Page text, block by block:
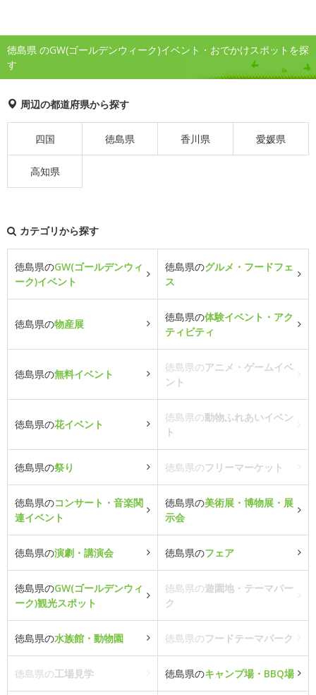
徳島県 のGW(ゴールデンウィーク)イベント・おでかけスポットを探
す
周辺の都道府県から探す
四国 徳島県 香川県 愛媛県
高知県
カテゴリから探す
徳島県のGW(ゴールデンウィ
ーク)イベント
徳島県のグルメ・フードフェ
ス
徳島県の物産展
徳島県の体験イベント・アク
ティビティ
徳島県の無料イベント
徳島県のアニメ・ゲームイベ
ント
徳島県の花イベント
徳島県の動物ふれあいイベン
ト
徳島県の祭り 徳島県のフリーマーケット
徳島県のコンサート・音楽関
連イベント
徳島県の美術展・博物展・展
示会
徳島県の演劇・講演会 徳島県のフェア
徳島県のGW(ゴールデンウィ
ーク)観光スポット
徳島県の遊園地・テーマパー
ク
徳島県の水族館・動物園 徳島県のフードテーマパーク
徳島県の工場見学 徳島県のキャンプ場・BBQ場